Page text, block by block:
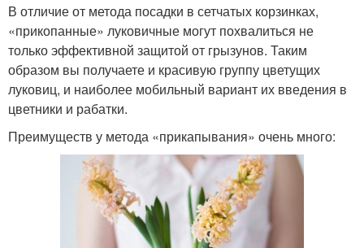
В отличие от метода посадки в сетчатых корзинках,
«прикопанные» луковичные могут похвалиться не
только эффективной защитой от грызунов. Таким
образом вы получаете и красивую группу цветущих
луковиц, и наиболее мобильный вариант их введения в
цветники и рабатки.
Преимуществ у метода «прикапывания» очень много: